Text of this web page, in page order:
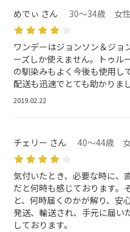
めでぃ さん 30～34歳 女性
ワンデーはジョンソン＆ジョ
ーズしか使えません。トゥル
の馴染みもよく今後も使用し
配送も迅速でとても助かりまし
2019.02.22
チェリー さん 40～44歳
気付いたとき、必要な時に、
だと何時も感じております。
と、何時届くのかが解り、安
発送、輸送され、手元に届い
しております。